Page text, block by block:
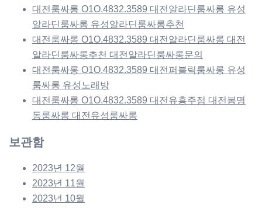
대전룸싸롱 O1O.4832.3589 대전알라딘룸싸롱 유성
알라딘룸싸롱 유성알라딘룸싸롱추천
대전룸싸롱 O1O.4832.3589 대전알라딘룸싸롱 대전
알라딘룸싸롱추천 대전알라딘룸싸롱문의
대전룸싸롱 O1O.4832.3589 대전퍼블릭룸싸롱 유성
룸싸롱 유성노래방
대전룸싸롱 O1O.4832.3589 대전유흥주점 대전봉명
동룸싸롱 대전유성룸싸롱
보관함
2023년 12월
2023년 11월
2023년 10월